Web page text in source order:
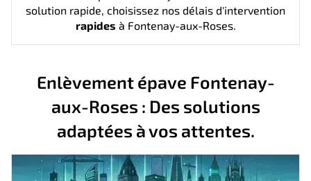
solution rapide, choisissez nos délais d'intervention
rapides à Fontenay-aux-Roses.
Enlèvement épave Fontenay-
aux-Roses : Des solutions
adaptées à vos attentes.